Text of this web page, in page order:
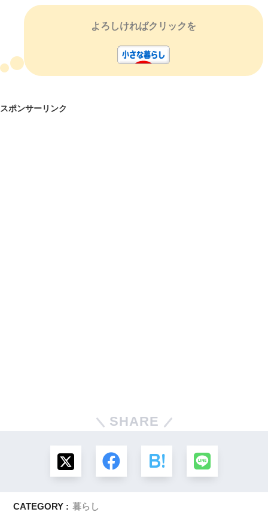
よろしければクリックを
スポンサーリンク
SHARE
CATEGORY : 暮らし